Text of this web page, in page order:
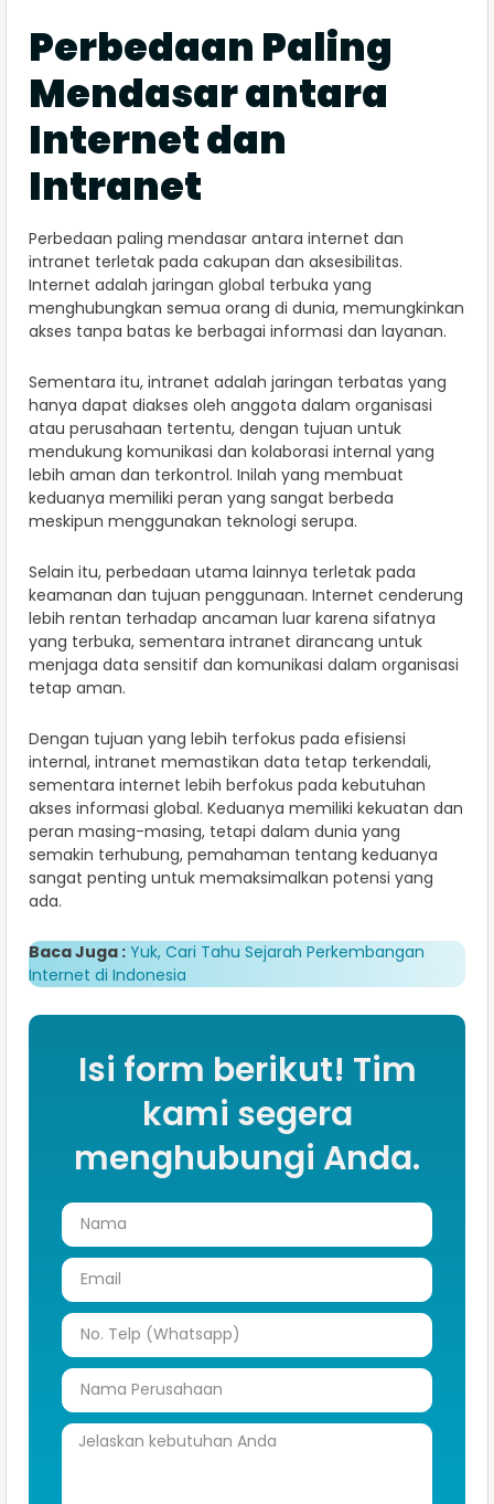
Perbedaan Paling
Mendasar antara
Internet dan
Intranet
Perbedaan paling mendasar antara internet dan
intranet terletak pada cakupan dan aksesibilitas.
Internet adalah jaringan global terbuka yang
menghubungkan semua orang di dunia, memungkinkan
akses tanpa batas ke berbagai informasi dan layanan.
Sementara itu, intranet adalah jaringan terbatas yang
hanya dapat diakses oleh anggota dalam organisasi
atau perusahaan tertentu, dengan tujuan untuk
mendukung komunikasi dan kolaborasi internal yang
lebih aman dan terkontrol. Inilah yang membuat
keduanya memiliki peran yang sangat berbeda
meskipun menggunakan teknologi serupa.
Selain itu, perbedaan utama lainnya terletak pada
keamanan dan tujuan penggunaan. Internet cenderung
lebih rentan terhadap ancaman luar karena sifatnya
yang terbuka, sementara intranet dirancang untuk
menjaga data sensitif dan komunikasi dalam organisasi
tetap aman.
Dengan tujuan yang lebih terfokus pada efisiensi
internal, intranet memastikan data tetap terkendali,
sementara internet lebih berfokus pada kebutuhan
akses informasi global. Keduanya memiliki kekuatan dan
peran masing-masing, tetapi dalam dunia yang
semakin terhubung, pemahaman tentang keduanya
sangat penting untuk memaksimalkan potensi yang
ada.
Baca Juga : Yuk, Cari Tahu Sejarah Perkembangan
Internet di Indonesia
Isi form berikut! Tim
kami segera
menghubungi Anda.